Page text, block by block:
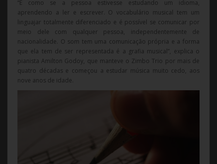
“É como se a pessoa estivesse estudando um idioma,
aprendendo a ler e escrever. O vocabulário musical tem um
linguajar totalmente diferenciado e é possível se comunicar por
meio dele com qualquer pessoa, independentemente de
nacionalidade. O som tem uma comunicação própria e a forma
que ela tem de ser representada é a grafia musical”, explica o
pianista Amilton Godoy, que manteve o Zimbo Trio por mais de
quatro décadas e começou a estudar música muito cedo, aos
nove anos de idade.